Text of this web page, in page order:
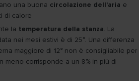
una buona circolazione dell'aria e
di calore
la temperatura della stanza. La
nei mesi estivi è di 25°. Una differenza
maggiore di 12° non è consigliabile per
meno corrisponde a un 8% in più di